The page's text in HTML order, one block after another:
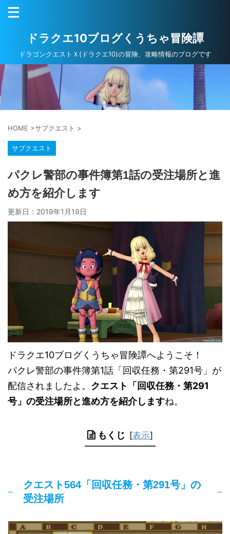
ドラクエ10ブログくうちゃ冒険譚
ドラゴンクエストＸ(ドラクエ10)の冒険、攻略情報のブログです
HOME >サブクエスト >
サブクエスト
パクレ警部の事件簿第1話の受注場所と進
め方を紹介します
更新日： 2019年1月19日
ドラクエ10ブログくうちゃ冒険譚へようこそ！
パクレ警部の事件簿第1話「回収任務・第291号」が
配信されましたよ。 クエスト「回収任務・第291
号」の受注場所と進め方を紹介しますね。
もくじ [表示]
クエスト564「回収任務・第291号」の
受注場所